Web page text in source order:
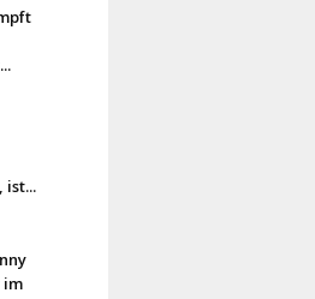
ist...
im